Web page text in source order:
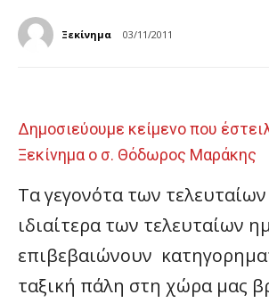
Ξεκίνημα 03/11/2011
Δημοσιεύουμε κείμενο που
Ξεκίνημα ο σ. Θόδωρος Μαράκης
Τα γεγονότα των
ιδιαίτερα των τελευταίων
επιβεβαιώνουν
ταξική πάλη στη χώρα μας